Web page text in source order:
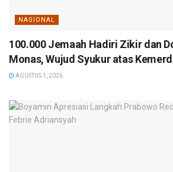
NASIONAL
100.000 Jemaah Hadiri Zikir dan
Monas, Wujud Syukur atas
AGUSTUS 1, 2026